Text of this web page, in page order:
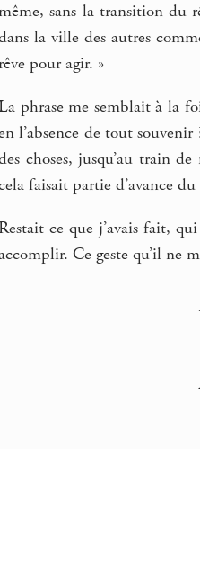
sans la transition du
la ville des autres
rêve pour agir. »
phrase me semblait à la
l’absence de tout
choses, jusqu’au train
faisait partie d’avance
Restait ce que j’avais fait,
Ce geste qu’il ne